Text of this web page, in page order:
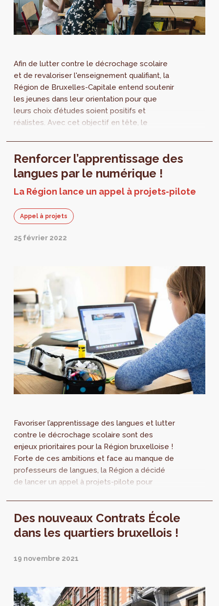
Afin de lutter contre le décrochage scolaire
et de revaloriser l'enseignement qualifiant, la
Région de Bruxelles-Capitale entend soutenir
les jeunes dans leur orientation pour que
leurs choix d’études soient positifs et
réalistes. Avec cet objectif en tête, le
projets-pilotes, ouvert à toutes les ASBL
francophones et néerlandophones.
Renforcer l’apprentissage des
langues par le numérique !
La Région lance un appel à projets-pilote
Appel à projets
25 février 2022
Favoriser l’apprentissage des langues et lutter
contre le décrochage scolaire sont des
enjeux prioritaires pour la Région bruxelloise !
Forte de ces ambitions et face au manque de
professeurs de langues, la Région a décidé
de lancer un appel à projets-pilote pour
numériques.
Des nouveaux Contrats École
dans les quartiers bruxellois !
19 novembre 2021